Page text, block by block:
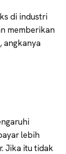
di industri
memberikan
angkanya
lebih
Jika itu tidak